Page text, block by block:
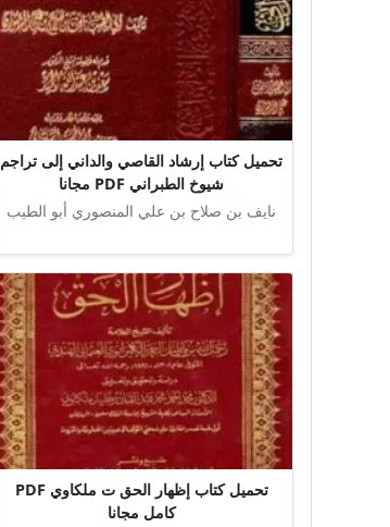
تحميل كتاب إرشاد القاصي والداني إلى تراجم
شيوخ الطبراني PDF مجانا
نايف بن صلاح بن علي المنصوري أبو الطيب
تحميل كتاب إظهار الحق ت ملكاوي PDF
كامل مجانا